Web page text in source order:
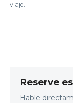
viaje.
Reserve
Hable